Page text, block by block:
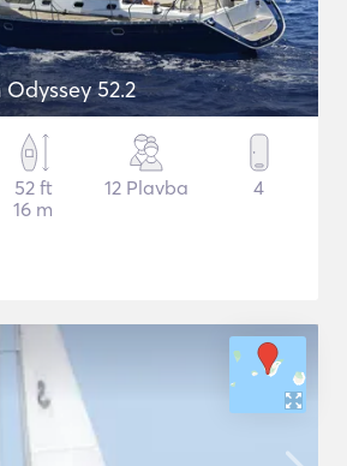
52.2
52 ft
16 m
12 Plavba 4